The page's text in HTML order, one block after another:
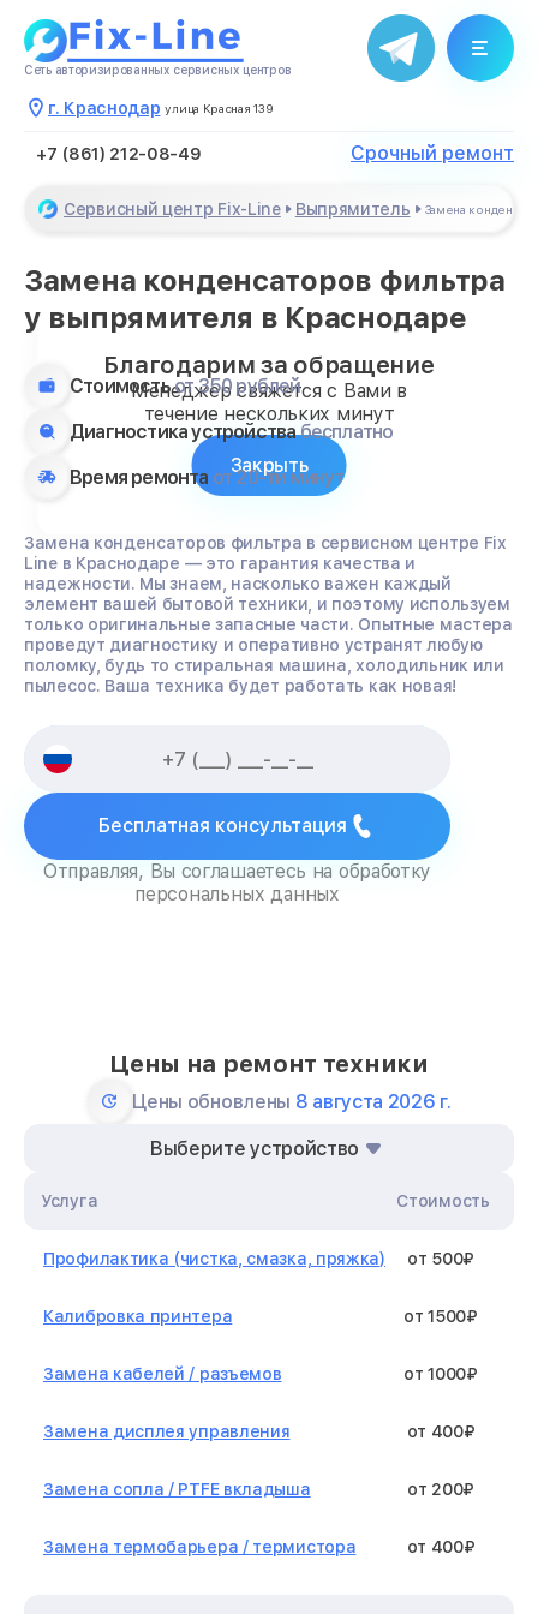
Сеть авторизированных сервисных центров
г. Краснодар улица Красная 139
+7 (861) 212-08-49 Срочный ремонт
Сервисный центр Fix-Line Выпрямитель Замена
Замена конденсаторов фильтра
у выпрямителя в Краснодаре
Стоимостьот 350 рублей
Диагностика устройствабесплатно
Время ремонта от 20-ти минут
Замена конденсаторов фильтра в сервисном центре Fix
Line в Краснодаре — это гарантия качества и
надежности. Мы знаем, насколько важен каждый
элемент вашей бытовой техники, и поэтому используем
только оригинальные запасные части. Опытные мастера
проведут диагностику и оперативно устранят любую
поломку, будь то стиральная машина, холодильник или
пылесос. Ваша техника будет работать как новая!
Бесплатная консультация
Отправляя, Вы соглашаетесь на обработку
персональных данных
Цены на ремонт техники
Цены обновлены 8 августа 2026 г.
Выберите устройство
Услуга Стоимость
Профилактика (чистка, смазка, пряжка) от 500₽
Калибровка принтера от 1500₽
Замена кабелей / разъемов от 1000₽
Замена дисплея управления от 400₽
Замена сопла / PTFE вкладыша от 200₽
Замена термобарьера / термистора от 400₽
Благодарим за обращение
Менеджер свяжется с Вами в
течение нескольких минут
Закрыть